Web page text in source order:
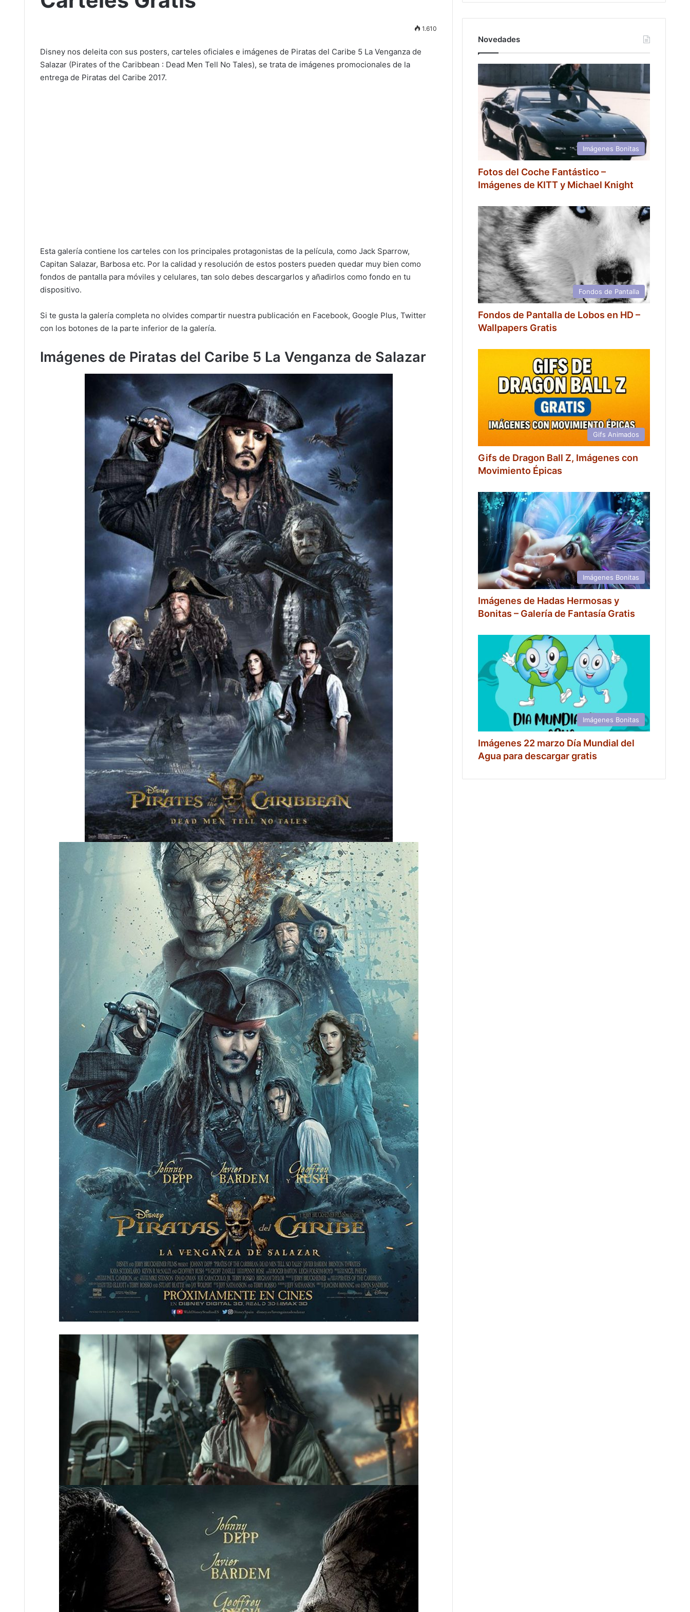
1.610
Disney nos deleita con sus posters, carteles oficiales e imágenes de Piratas del Caribe 5 La Venganza de
Salazar (Pirates of the Caribbean : Dead Men Tell No Tales), se trata de imágenes promocionales de la
entrega de Piratas del Caribe 2017.
Esta galería contiene los carteles con los principales protagonistas de la película, como Jack Sparrow,
Capitan Salazar, Barbosa etc. Por la calidad y resolución de estos posters pueden quedar muy bien como
fondos de pantalla para móviles y celulares, tan solo debes descargarlos y añadirlos como fondo en tu
dispositivo.
Si te gusta la galería completa no olvides compartir nuestra publicación en Facebook, Google Plus, Twitter
con los botones de la parte inferior de la galería.
Imágenes de Piratas del Caribe 5 La Venganza de Salazar
Novedades
Imágenes Bonitas
Fotos del Coche Fantástico –
Imágenes de KITT y Michael Knight
Fondos de Pantalla
Fondos de Pantalla de Lobos en HD –
Wallpapers Gratis
Gifs Animados
Gifs de Dragon Ball Z, Imágenes con
Movimiento Épicas
Imágenes Bonitas
Imágenes de Hadas Hermosas y
Bonitas – Galería de Fantasía Gratis
Imágenes Bonitas
Imágenes 22 marzo Día Mundial del
Agua para descargar gratis